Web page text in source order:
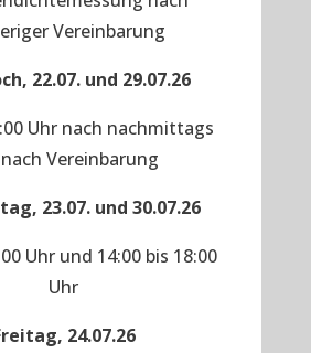
Vereinbarung
22.07. und 29.07.26
Uhr nach nachmittags
Vereinbarung
23.07. und 30.07.26
Uhr und 14:00 bis 18:00
Uhr
24.07.26